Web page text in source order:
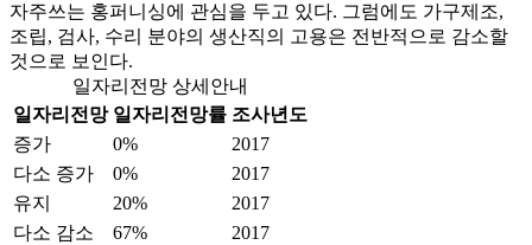
자주쓰는 홍퍼니싱에 관심을 두고 있다. 그럼에도 가구제조,
조립, 검사, 수리 분야의 생산직의 고용은 전반적으로 감소할
것으로 보인다.
일자리전망 상세안내
일자리전망 일자리전망률 조사년도
증가
0%
2017
다소 증가
0%
2017
유지
20%
2017
다소 감소
67%
2017